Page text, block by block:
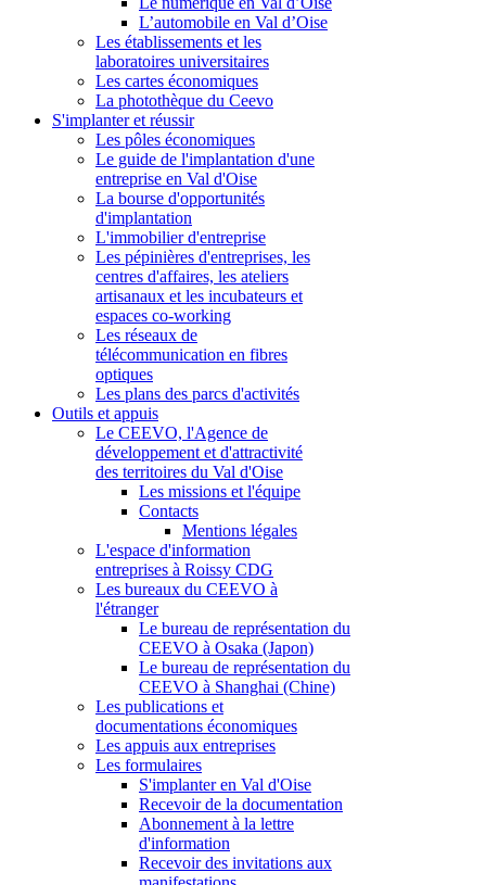
L’automobile en Val d’Oise
Les établissements et les
laboratoires universitaires
Les cartes économiques
La photothèque du Ceevo
S'implanter et réussir
Les pôles économiques
Le guide de l'implantation d'une
entreprise en Val d'Oise
La bourse d'opportunités
d'implantation
L'immobilier d'entreprise
Les pépinières d'entreprises, les
centres d'affaires, les ateliers
artisanaux et les incubateurs et
espaces co-working
Les réseaux de
télécommunication en fibres
optiques
Les plans des parcs d'activités
Outils et appuis
Le CEEVO, l'Agence de
développement et d'attractivité
des territoires du Val d'Oise
Les missions et l'équipe
Contacts
Mentions légales
L'espace d'information
entreprises à Roissy CDG
Les bureaux du CEEVO à
l'étranger
Le bureau de représentation du
CEEVO à Osaka (Japon)
Le bureau de représentation du
CEEVO à Shanghai (Chine)
Les publications et
documentations économiques
Les appuis aux entreprises
Les formulaires
S'implanter en Val d'Oise
Recevoir de la documentation
Abonnement à la lettre
d'information
Recevoir des invitations aux